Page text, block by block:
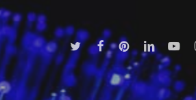
TwitterFacebookPinterestLinkedin